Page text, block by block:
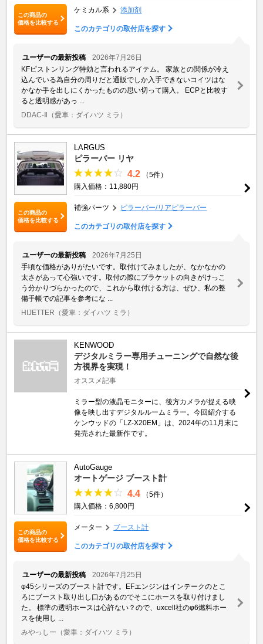
この商品の
価格を比較する
ケミカル系 添加剤
このカテゴリの取付店を探す
ユーザーの最新投稿
2026年7月26日
KFピストンリング特効と言われるアイテム。 家族との関係が冷え
込んでいる為自分の周りだと通販でしか入手できないコイツはな
かなか手を出しにくかったものの思い切って購入。 ECPと比較す
ると透明感があっ ...
DDAC-Ⅱ （愛車：ダイハツ ミラ）
この商品の
価格を比較する
LARGUS
ピラーバー リヤ
4.2
（5件）
購入価格：11,880円
補強パーツ ピラーバー/リアピラーバー
このカテゴリの取付店を探す
ユーザーの最新投稿
2026年7月25日
手頃な価格がありがたいです。取付けてみましたが、なかなかの
太さがあって心強いです。取付の際にブラケットの向きがけっこ
う分かりづらかったので、これから取付ける方は、ぜひ、私の整
備手帳での記事を参考にな ...
HIJETTER （愛車：ダイハツ ミラ）
KENWOOD
デジタルミラー専用チューニングで自然な後
方視界を実現！
オススメ記事
ミラー型の液晶モニターに、後方カメラが捉える映
像を映し出すデジタルルームミラー。今回紹介する
ケンウッドの「LZ-X20EM」は、2024年の11月末に
発売された最新作です。
この商品の
価格を比較する
AutoGauge
オートゲージ ブースト計
4.4
（5件）
購入価格：6,800円
メーター ブースト計
このカテゴリの取付店を探す
ユーザーの最新投稿
2026年7月25日
φ45シリーズのブースト計です。EFエンジンはインテークのとこ
ろにブースト取り出し口があるのでそこにホースを取り付けまし
た。 標準の透明ホースは心許ない？ので、uxcell社のφ6燃料ホー
スを使用し ...
みやっしー （愛車：ダイハツ ミラ）